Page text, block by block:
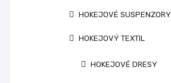
HOKEJOVÉ SUSPENZORY
HOKEJOVÝ TEXTIL
HOKEJOVÉ DRESY